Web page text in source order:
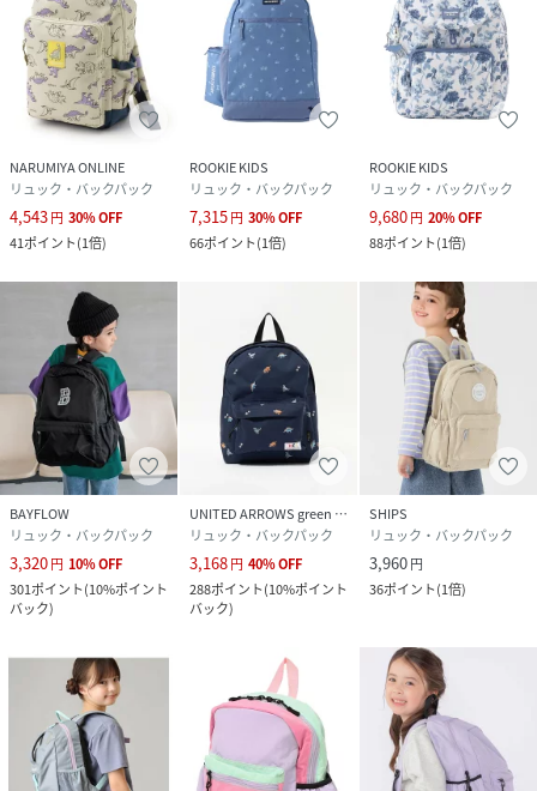
NARUMIYA ONLINE
リュック・バックパック
4,543円 30%OFF
41ポイント(1倍)
ROOKIE KIDS
リュック・バックパック
7,315円 30%OFF
66ポイント(1倍)
ROOKIE KIDS
リュック・バックパック
9,680円 20%OFF
88ポイント(1倍)
BAYFLOW
リュック・バックパック
3,320円 10%OFF
301ポイント(10%ポイント
バック)
UNITED ARROWS green label relaxing
リュック・バックパック
3,168円 40%OFF
288ポイント(10%ポイント
バック)
SHIPS
リュック・バックパック
3,960円
36ポイント(1倍)